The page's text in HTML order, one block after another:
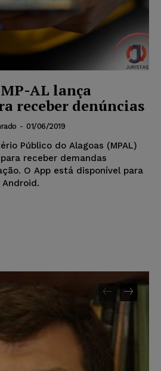
AL lança
receber denúncias
- 01/06/2019
Público do Alagoas (MPAL)
receber demandas
O App está disponível para